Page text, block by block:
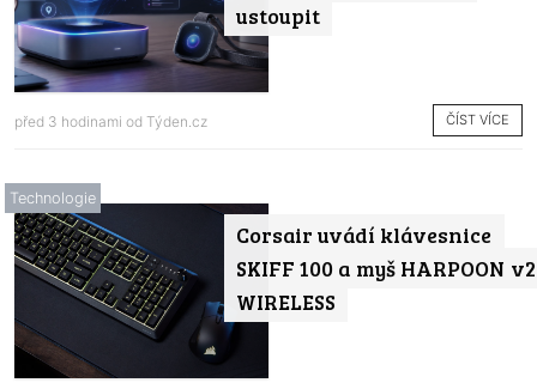
ustoupit
před 3 hodinami od Týden.cz ČÍST VÍCE
Corsair uvádí klávesnice
SKIFF 100 a myš HARPOON v2
WIRELESS
Technologie